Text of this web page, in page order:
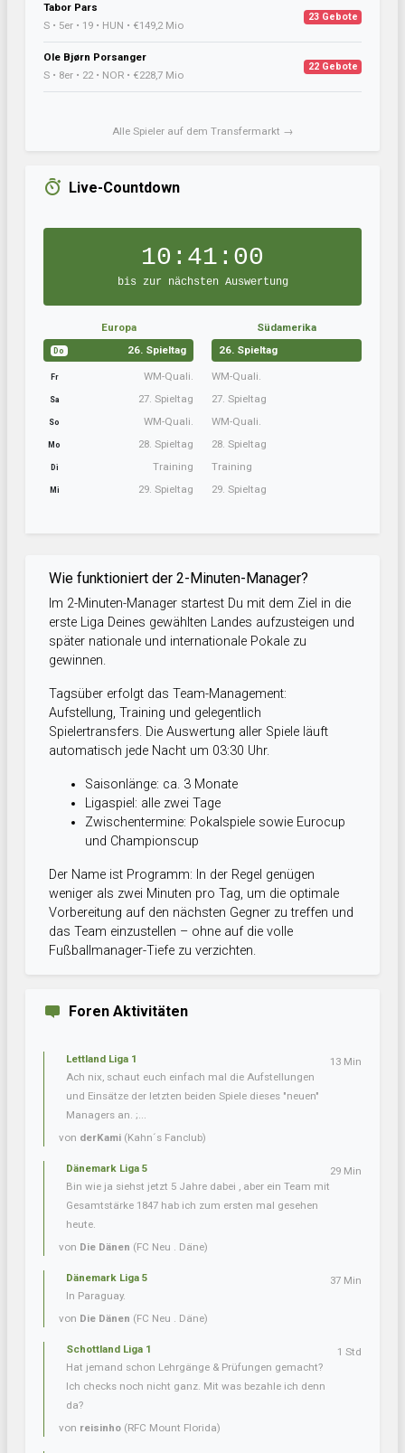
Tabor Pars
S • 5er • 19 • HUN • €149,2 Mio
23 Gebote
Ole Bjørn Porsanger
S • 8er • 22 • NOR • €228,7 Mio
22 Gebote
Alle Spieler auf dem Transfermarkt →
Live-Countdown
10:40:59
bis zur nächsten Auswertung
Europa
Do 26. Spieltag
Fr WM-Quali.
Sa 27. Spieltag
So WM-Quali.
Mo 28. Spieltag
Di Training
Mi 29. Spieltag
Südamerika
26. Spieltag
WM-Quali.
27. Spieltag
WM-Quali.
28. Spieltag
Training
29. Spieltag
Wie funktioniert der 2-Minuten-Manager?
Im 2-Minuten-Manager startest Du mit dem Ziel in die
erste Liga Deines gewählten Landes aufzusteigen und
später nationale und internationale Pokale zu
gewinnen.
Tagsüber erfolgt das Team-Management:
Aufstellung, Training und gelegentlich
Spielertransfers. Die Auswertung aller Spiele läuft
automatisch jede Nacht um 03:30 Uhr.
Saisonlänge: ca. 3 Monate
Ligaspiel: alle zwei Tage
Zwischentermine: Pokalspiele sowie Eurocup
und Championscup
Der Name ist Programm: In der Regel genügen
weniger als zwei Minuten pro Tag, um die optimale
Vorbereitung auf den nächsten Gegner zu treffen und
das Team einzustellen – ohne auf die volle
Fußballmanager-Tiefe zu verzichten.
Foren Aktivitäten
Lettland Liga 1
Ach nix, schaut euch einfach mal die Aufstellungen
und Einsätze der letzten beiden Spiele dieses "neuen"
Managers an. ;...
von derKami (Kahn´s Fanclub)
13 Min
Dänemark Liga 5
Bin wie ja siehst jetzt 5 Jahre dabei , aber ein Team mit
Gesamtstärke 1847 hab ich zum ersten mal gesehen
heute.
von Die Dänen (FC Neu . Däne)
29 Min
Dänemark Liga 5
In Paraguay.
von Die Dänen (FC Neu . Däne)
37 Min
Schottland Liga 1
Hat jemand schon Lehrgänge & Prüfungen gemacht?
Ich checks noch nicht ganz. Mit was bezahle ich denn
da?
von reisinho (RFC Mount Florida)
1 Std